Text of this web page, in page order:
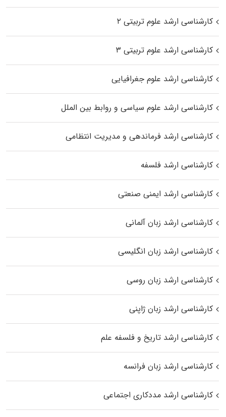
کارشناسی ارشد علوم تربیتی ۲
کارشناسی ارشد علوم تربیتی ۳
کارشناسی ارشد علوم جغرافیایی
کارشناسی ارشد علوم سیاسی و روابط بین الملل
کارشناسی ارشد فرماندهی و مدیریت انتظامی
کارشناسی ارشد فلسفه
کارشناسی ارشد ایمنی صنعتی
کارشناسی ارشد زبان آلمانی
کارشناسی ارشد زبان انگلیسی
کارشناسی ارشد زبان روسی
کارشناسی ارشد زبان ژاپنی
کارشناسی ارشد تاریخ و فلسفه علم
کارشناسی ارشد زبان فرانسه
کارشناسی ارشد مددکاری اجتماعی